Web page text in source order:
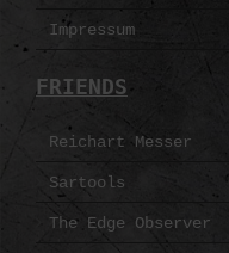
Impressum
FRIENDS
Reichart Messer
Sartools
The Edge Observer